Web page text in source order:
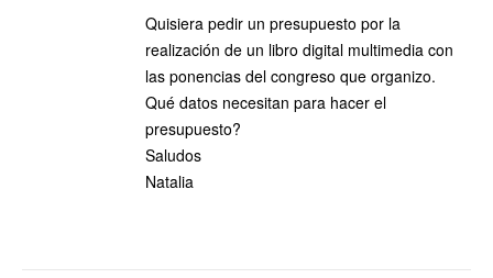
Quisiera pedir un presupuesto por la
realización de un libro digital multimedia con
las ponencias del congreso que organizo.
Qué datos necesitan para hacer el
presupuesto?
Saludos
Natalia